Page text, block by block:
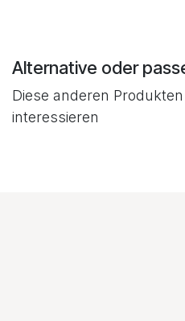
Alternative oder
Diese anderen
interessieren